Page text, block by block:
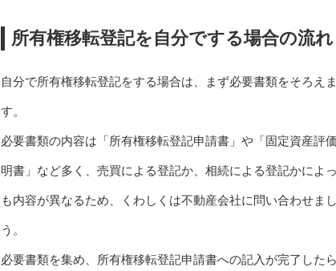
所有権移転登記を自分でする場合の流れ
自分で所有権移転登記をする場合は、まず必要書類をそろえま
す。
必要書類の内容は「所有権移転登記申請書」や「固定資産評
明書」など多く、売買による登記か、相続による登記かによ
も内容が異なるため、くわしくは不動産会社に問い合わせま
う。
必要書類を集め、所有権移転登記申請書への記入が完了したら